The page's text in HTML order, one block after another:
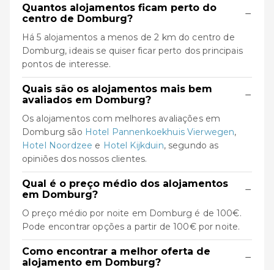
Quantos alojamentos ficam perto do
centro de Domburg?
−
Há 5 alojamentos a menos de 2 km do centro de
Domburg, ideais se quiser ficar perto dos principais
pontos de interesse.
Quais são os alojamentos mais bem
avaliados em Domburg?
−
Os alojamentos com melhores avaliações em
Domburg são Hotel Pannenkoekhuis Vierwegen,
Hotel Noordzee e Hotel Kijkduin, segundo as
opiniões dos nossos clientes.
Qual é o preço médio dos alojamentos
em Domburg?
−
O preço médio por noite em Domburg é de 100€.
Pode encontrar opções a partir de 100€ por noite.
Como encontrar a melhor oferta de
alojamento em Domburg?
−